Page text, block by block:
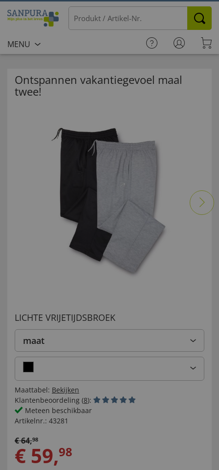
MENU
Ontspannen vakantiegevoel maal
twee!
LICHTE VRIJETIJDSBROEK
maat
Maattabel: Bekijken
Klantenbeoordeling (8):
Meteen beschikbaar
Artikelnr.: 43281
€64,98
€ 59,98